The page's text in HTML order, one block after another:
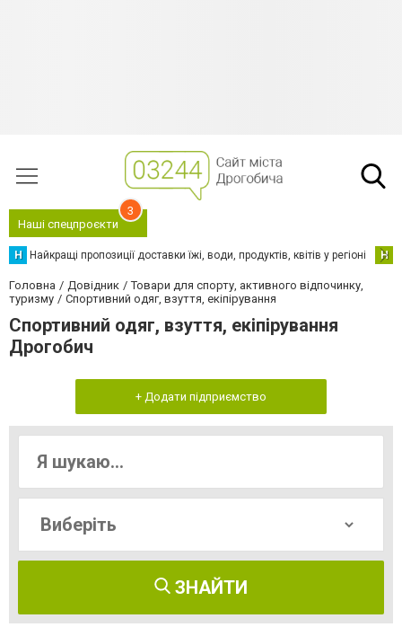
Наші спецпроєкти
3
Н Найкращі пропозиції доставки їжі, води, продуктів, квітів у регіоні Н
Головна Довідник
Товари для спорту, активного відпочинку,
туризму
Спортивний одяг, взуття, екіпірування
Спортивний одяг, взуття, екіпірування
Дрогобич
+ Додати підприємство
ЗНАЙТИ